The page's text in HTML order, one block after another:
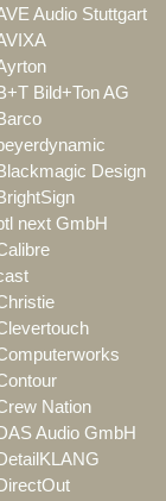
Audio Stuttgart
Bild+Ton AG
Design
next GmbH
Nation
Audio GmbH